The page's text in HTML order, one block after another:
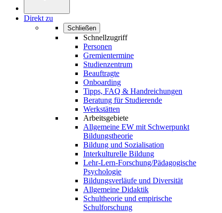
Direkt zu
Schließen
Schnellzugriff
Personen
Gremientermine
Studienzentrum
Beauftragte
Onboarding
Tipps, FAQ & Handreichungen
Beratung für Studierende
Werkstätten
Arbeitsgebiete
Allgemeine EW mit Schwerpunkt
Bildungstheorie
Bildung und Sozialisation
Interkulturelle Bildung
Lehr-Lern-Forschung/Pädagogische
Psychologie
Bildungsverläufe und Diversität
Allgemeine Didaktik
Schultheorie und empirische
Schulforschung